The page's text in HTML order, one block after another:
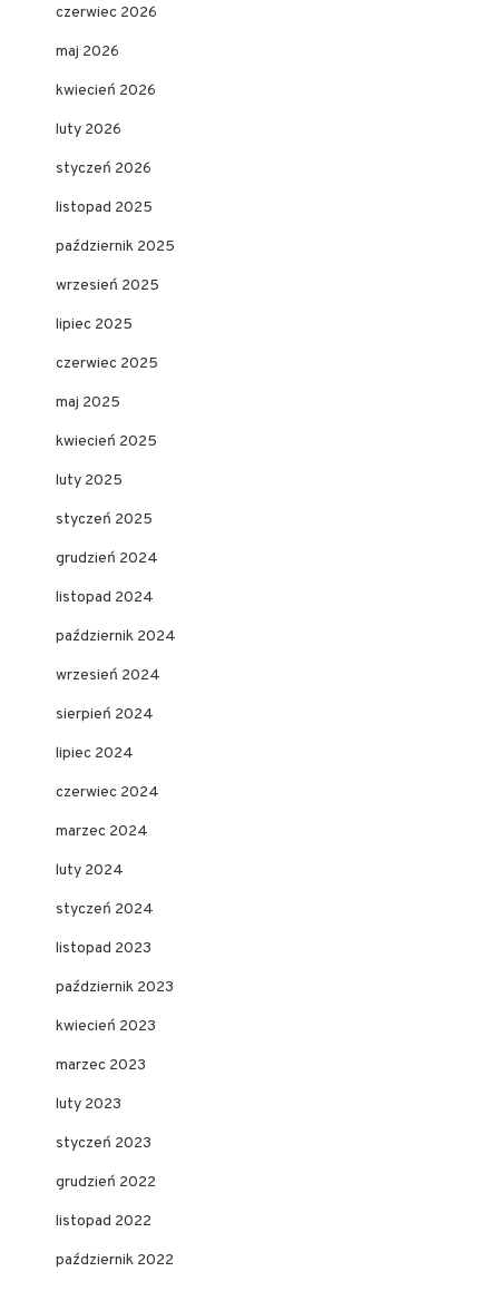
czerwiec 2026
maj 2026
kwiecień 2026
luty 2026
styczeń 2026
listopad 2025
październik 2025
wrzesień 2025
lipiec 2025
czerwiec 2025
maj 2025
kwiecień 2025
luty 2025
styczeń 2025
grudzień 2024
listopad 2024
październik 2024
wrzesień 2024
sierpień 2024
lipiec 2024
czerwiec 2024
marzec 2024
luty 2024
styczeń 2024
listopad 2023
październik 2023
kwiecień 2023
marzec 2023
luty 2023
styczeń 2023
grudzień 2022
listopad 2022
październik 2022